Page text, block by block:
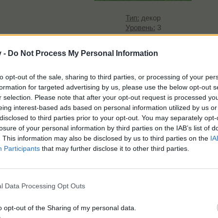
- Do Not Process My Personal Information
opt-out of the sale, sharing to third parties, or processing of your
for targeted advertising by us, please use the below opt-out
selection. Please note that after your opt-out request is processed
interest-based ads based on personal information utilized by us
to third parties prior to your opt-out. You may separately
of your personal information by third parties on the IAB’s list of
This information may also be disclosed by us to third parties on the
Participants that may further disclose it to other third parties.
Data Processing Opt Outs
opt-out of the Sharing of my personal data.
Тип: декор
Уровень: 3
Размещение:ферма, остров, проклятый
Размер:1x2
Бонус:+5% к ОП/ТОП с хлевов на 2 ч.
Время:20:00:00​
призов Колеса фортуны будет убран предмет из
акции) получить предмет из коллекции животных в